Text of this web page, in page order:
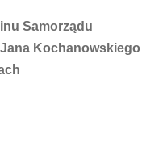
Samorządu
Kochanowskiego